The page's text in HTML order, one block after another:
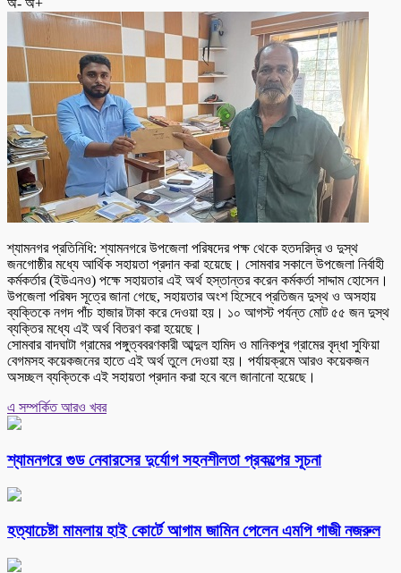
অ- অ+
শ্যামনগর প্রতিনিধি: শ্যামনগরে উপজেলা পরিষদের পক্ষ থেকে হতদরিদ্র ও দুস্থ
জনগোষ্ঠীর মধ্যে আর্থিক সহায়তা প্রদান করা হয়েছে। সোমবার সকালে উপজেলা নির্বাহী
কর্মকর্তার (ইউএনও) পক্ষে সহায়তার এই অর্থ হস্তান্তর করেন কর্মকর্তা সাদ্দাম হোসেন।
উপজেলা পরিষদ সূত্রে জানা গেছে, সহায়তার অংশ হিসেবে প্রতিজন দুস্থ ও অসহায়
ব্যক্তিকে নগদ পাঁচ হাজার টাকা করে দেওয়া হয়। ১০ আগস্ট পর্যন্ত মোট ৫৫ জন দুস্থ
ব্যক্তির মধ্যে এই অর্থ বিতরণ করা হয়েছে।
সোমবার বাদঘাটা গ্রামের পঙ্গুত্ববরণকারী আব্দুল হামিদ ও মানিকপুর গ্রামের বৃদ্ধা সুফিয়া
বেগমসহ কয়েকজনের হাতে এই অর্থ তুলে দেওয়া হয়। পর্যায়ক্রমে আরও কয়েকজন
অসচ্ছল ব্যক্তিকে এই সহায়তা প্রদান করা হবে বলে জানানো হয়েছে।
এ সম্পর্কিত আরও খবর
শ্যামনগরে গুড নেবারসের দুর্যোগ সহনশীলতা প্রকল্পের সূচনা
হত্যাচেষ্টা মামলায় হাই কোর্টে আগাম জামিন পেলেন এমপি গাজী নজরুল